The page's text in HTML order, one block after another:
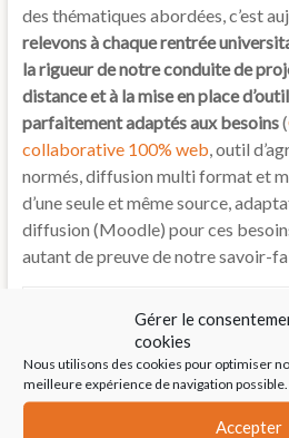
Gérer le
cookies
Nous utilisons des cookies pour optimiser
meilleure expérience de navigation possible.
Accepter
des thématiques abordées, c’est
relevons à chaque rentrée
la rigueur de notre conduite de
distance et à la mise en place
parfaitement adaptés aux besoins(
collaborative 100% web, outil
normés, diffusion multi format et
d’une seule et même source,
diffusion (Moodle) pour ces
autant de preuve de notre savoir-
←La rentrée du E-learning